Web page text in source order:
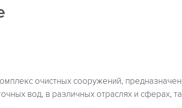
очистных сооружений,
вод, в различных отраслях и сферах,